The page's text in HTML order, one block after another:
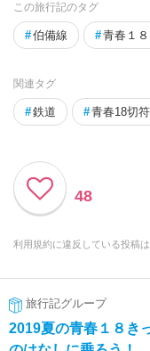
この旅行記のタグ
#伯備線 #青春１
関連タグ
#鉄道 #青春18切
48
利用規約に違反している投稿
旅行記グループ
2019夏の青春１８き